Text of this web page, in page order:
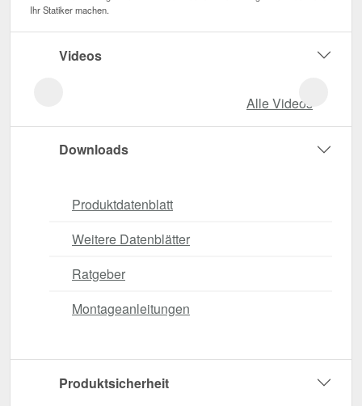
Ihr Statiker machen.
Videos
Alle Videos
Downloads
Produktdatenblatt
Weitere Datenblätter
Ratgeber
Montageanleitungen
Produktsicherheit